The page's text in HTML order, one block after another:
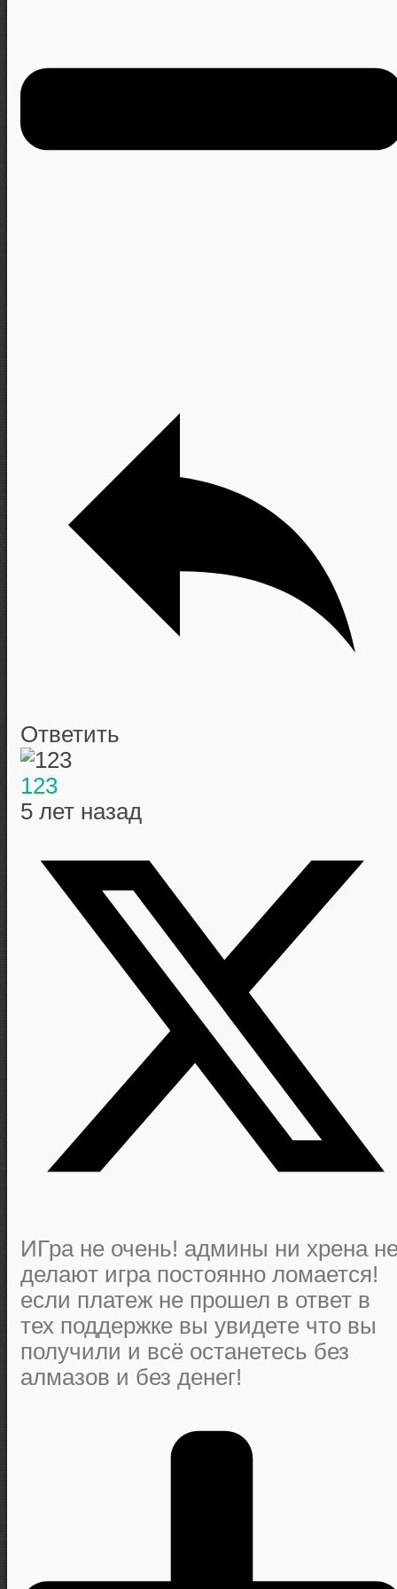
Ответить
123
5 лет назад
ИГра не очень! админы ни хрена
делают игра постоянно ломается!
если платеж не прошел в ответ в
тех поддержке вы увидете что вы
получили и всё останетесь без
алмазов и без денег!